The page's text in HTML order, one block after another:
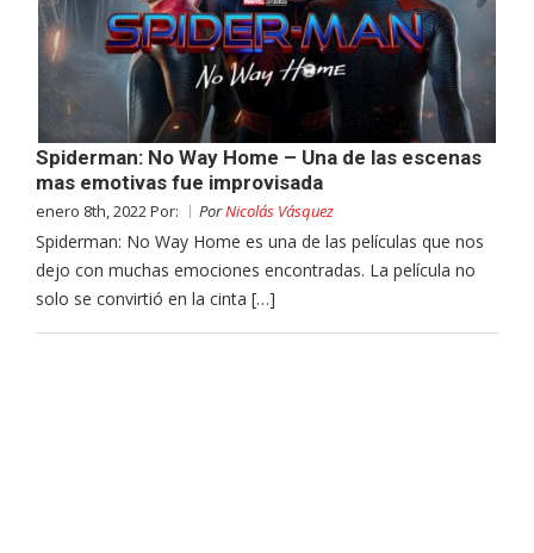
Spiderman: No Way Home – Una de las escenas
mas emotivas fue improvisada
enero 8th, 2022 Por: PorNicolás Vásquez
Spiderman: No Way Home es una de las películas que nos
dejo con muchas emociones encontradas. La película no
solo se convirtió en la cinta […]